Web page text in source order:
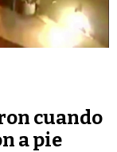
cuando
a pie